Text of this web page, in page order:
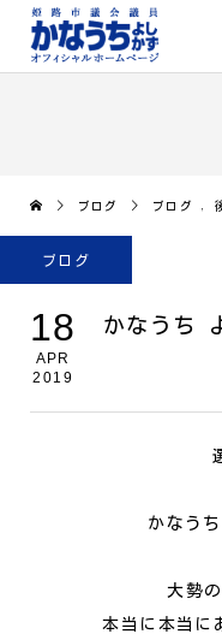
ブログ ブログ ,
ブログ
18
APR
2019
かなうち
かなう
大勢
本当に本当に